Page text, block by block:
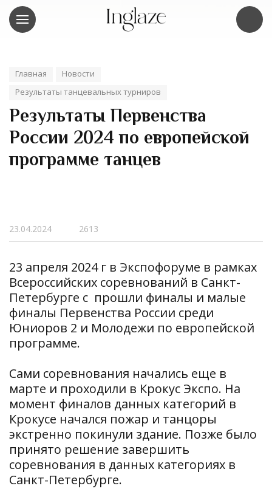
Главная
Новости
Результаты танцевальных турниров
Результаты Первенства
России 2024 по европейской
программе танцев
23.04.2024 2613
23 апреля 2024 г в Экспофоруме в рамках
Всероссийских соревнований в Санкт-
Петербурге с прошли финалы и малые
финалы Первенства России среди
Юниоров 2 и Молодежи по европейской
программе.
Сами соревнования начались еще в
марте и проходили в Крокус Экспо. На
момент финалов данных категорий в
Крокусе начался пожар и танцоры
экстренно покинули здание. Позже было
принято решение завершить
соревнования в данных категориях в
Санкт-Петербурге.